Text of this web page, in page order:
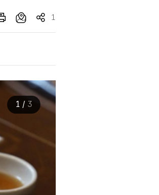
1
1 / 3